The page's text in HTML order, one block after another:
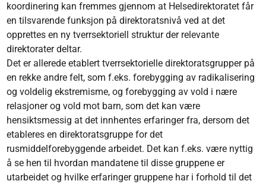
koordinering kan fremmes gjennom at Helsedirektoratet får
en tilsvarende funksjon på direktoratsnivå ved at det
opprettes en ny tverrsektoriell struktur der relevante
direktorater deltar.
Det er allerede etablert tverrsektorielle direktoratsgrupper på
en rekke andre felt, som f.eks. forebygging av radikalisering
og voldelig ekstremisme, og forebygging av vold i nære
relasjoner og vold mot barn, som det kan være
hensiktsmessig at det innhentes erfaringer fra, dersom det
etableres en direktoratsgruppe for det
rusmiddelforebyggende arbeidet. Det kan f.eks. være nyttig
å se hen til hvordan mandatene til disse gruppene er
utarbeidet og hvilke erfaringer gruppene har i forhold til det